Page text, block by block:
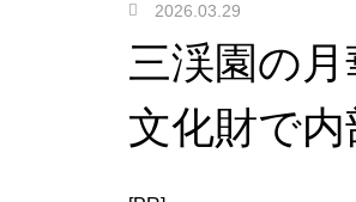
2026.03.29
三渓園の
文化財で